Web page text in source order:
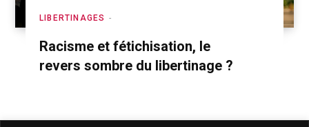
LIBERTINAGES
Racisme et fétichisation, le
revers sombre du libertinage ?